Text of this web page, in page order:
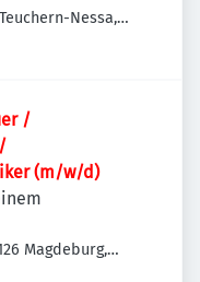
Nessa,
/
(m/w/d)
Magdeburg,